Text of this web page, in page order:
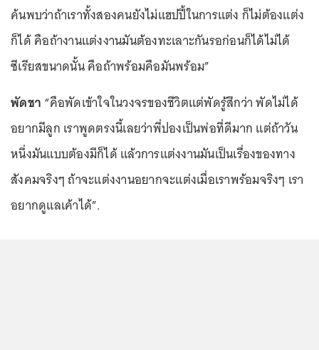
ค้นพบว่าถ้าเราทั้งสองคนยังไม่แฮปปี้ในการแต่ง ก็ไม่ต้องแต่ง
ก็ได้ คือถ้างานแต่งงานมันต้องทะเลาะกันรอก่อนก็ได้ไม่ได้
ซีเรียสขนาดนั้น คือถ้าพร้อมคือมันพร้อม”
พัดชา “คือพัดเข้าใจในวงจรของชีวิตแต่พัดรู้สึกว่า พัดไม่ได้
อยากมีลูก เราพูดตรงนี้เลยว่าพี่ปองเป็นพ่อที่ดีมาก แต่ถ้าวัน
หนึ่งมันแบบต้องมีก็ได้ แล้วการแต่งงานมันเป็นเรื่องของทาง
สังคมจริงๆ ถ้าจะแต่งงานอยากจะแต่งเมื่อเราพร้อมจริงๆ เรา
อยากดูแลเค้าได้”.